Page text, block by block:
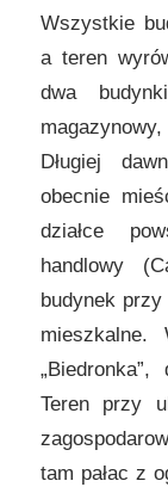
Wszystkie
a teren
dwa
Długiej
obecnie
działce
handlowy
budynek
mieszkalne.
Teren przy
tam pałac z